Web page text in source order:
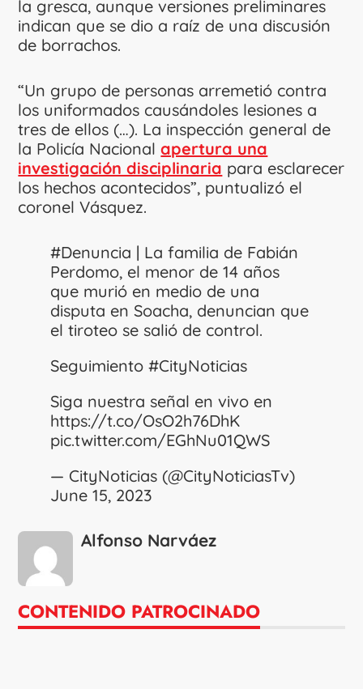
la gresca, aunque versiones preliminares
indican que se dio a raíz de una discusión
de borrachos.
“Un grupo de personas arremetió contra
los uniformados causándoles lesiones a
tres de ellos (…). La inspección general de
la Policía Nacionalapertura una
investigación disciplinaria para esclarecer
los hechos acontecidos”, puntualizó el
coronel Vásquez.
#Denuncia | La familia de Fabián
Perdomo, el menor de 14 años
que murió en medio de una
disputa en Soacha, denuncian que
el tiroteo se salió de control.
Seguimiento#CityNoticias
Siga nuestra señal en vivo en
https://t.co/OsO2h76DhK
pic.twitter.com/EGhNu01QWS
— CityNoticias (@CityNoticiasTv)
June 15, 2023
Alfonso Narváez
CONTENIDO PATROCINADO